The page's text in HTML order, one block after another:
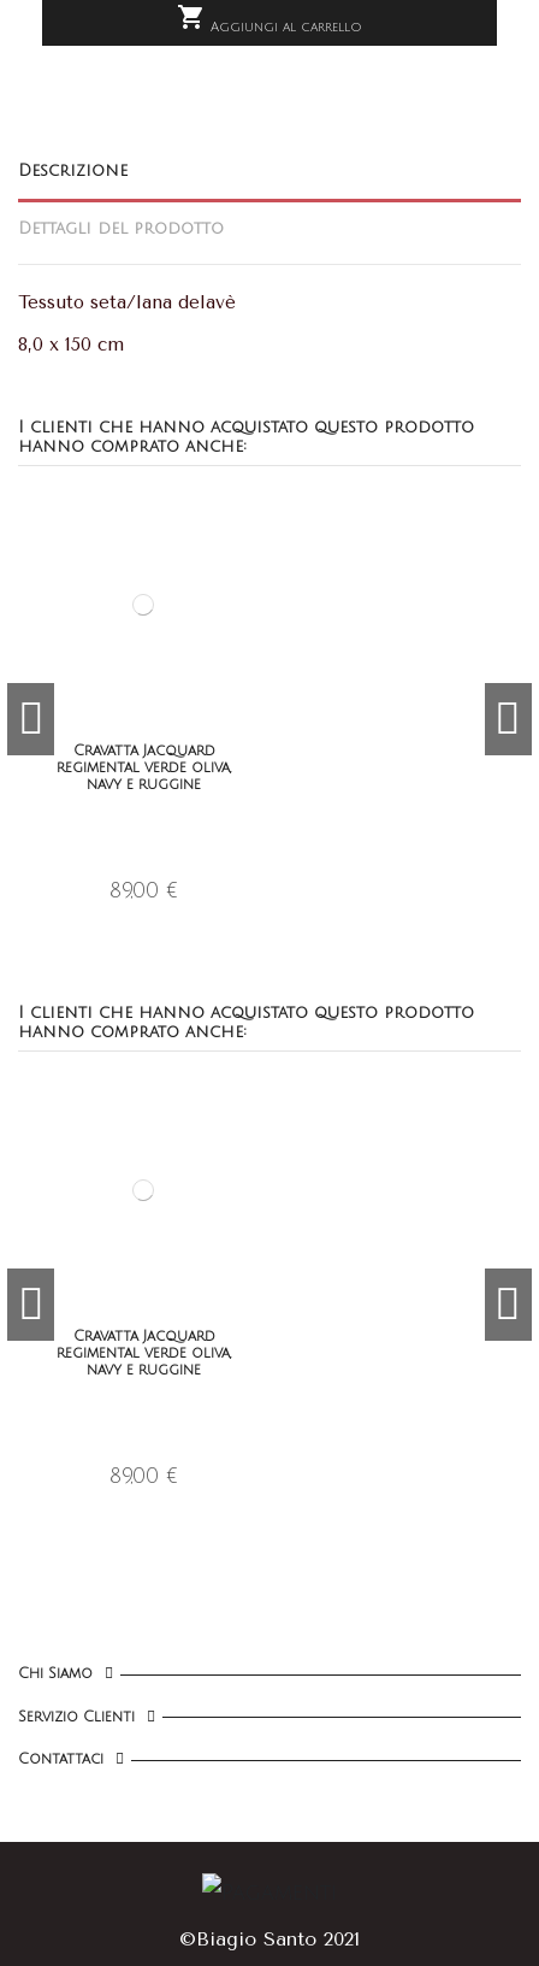
 Aggiungi al carrello
Descrizione
Dettagli del prodotto
Tessuto seta/lana delavè
8,0 x 150 cm
I clienti che hanno acquistato questo prodotto
hanno comprato anche:
Cravatta Jacquard
regimental verde oliva,
navy e ruggine
89,00 €
I clienti che hanno acquistato questo prodotto
hanno comprato anche:
Cravatta Jacquard
regimental verde oliva,
navy e ruggine
89,00 €
Chi Siamo
Servizio Clienti
Contattaci
©Biagio Santo 2021